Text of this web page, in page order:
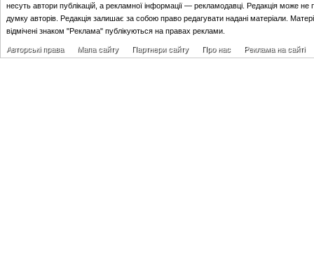
несуть автори публікацій, а рекламної інформації — рекламодавці. Редакція може не
думку авторів. Редакція залишає за собою право редагувати надані матеріали.
відмічені знаком "Реклама" публікуються на правах реклами.
Авторські права Мапа сайту Партнери сайту Про нас Реклама на сайті